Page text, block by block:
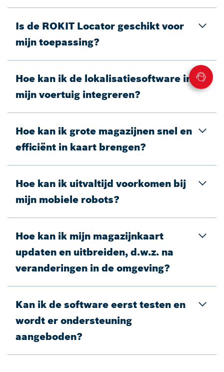
Is de ROKIT Locator geschikt voor
mijn toepassing?
Hoe kan ik de lokalisatiesoftware in
mijn voertuig integreren?
Hoe kan ik grote magazijnen snel en
efficiënt in kaart brengen?
Hoe kan ik uitvaltijd voorkomen bij
mijn mobiele robots?
Hoe kan ik mijn magazijnkaart
updaten en uitbreiden, d.w.z. na
veranderingen in de omgeving?
Kan ik de software eerst testen en
wordt er ondersteuning
aangeboden?